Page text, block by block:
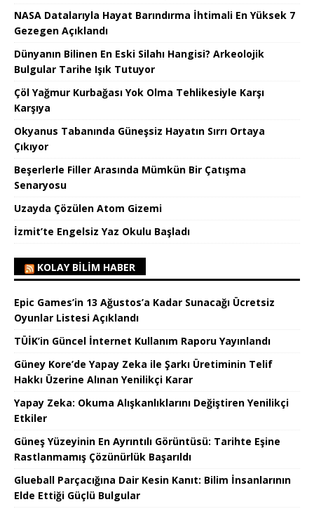
NASA Datalarıyla Hayat Barındırma İhtimali En Yüksek 7
Gezegen Açıklandı
Dünyanın Bilinen En Eski Silahı Hangisi? Arkeolojik
Bulgular Tarihe Işık Tutuyor
Çöl Yağmur Kurbağası Yok Olma Tehlikesiyle Karşı
Karşıya
Okyanus Tabanında Güneşsiz Hayatın Sırrı Ortaya
Çıkıyor
Beşerlerle Filler Arasında Mümkün Bir Çatışma
Senaryosu
Uzayda Çözülen Atom Gizemi
İzmit’te Engelsiz Yaz Okulu Başladı
KOLAY BILIM HABER
Epic Games’in 13 Ağustos’a Kadar Sunacağı Ücretsiz
Oyunlar Listesi Açıklandı
TÜİK’in Güncel İnternet Kullanım Raporu Yayınlandı
Güney Kore’de Yapay Zeka ile Şarkı Üretiminin Telif
Hakkı Üzerine Alınan Yenilikçi Karar
Yapay Zeka: Okuma Alışkanlıklarını Değiştiren Yenilikçi
Etkiler
Güneş Yüzeyinin En Ayrıntılı Görüntüsü: Tarihte Eşine
Rastlanmamış Çözünürlük Başarıldı
Glueball Parçacığına Dair Kesin Kanıt: Bilim İnsanlarının
Elde Ettiği Güçlü Bulgular